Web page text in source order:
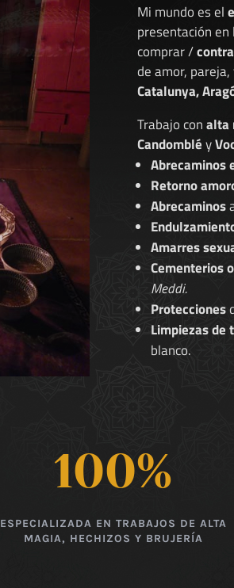
Mi mundo es el
presentación en
comprar /
de amor,
Catalunya,
Trabajo conalta
Candombléy
Abrecaminos
Retorno
Abrecaminos
Amarres
Cementerios
Meddi.
Protecciones
Limpiezas de
blanco.
100%
ESPECIALIZADA EN TRABAJOS DE ALTA
MAGIA, HECHIZOS Y BRUJERÍA